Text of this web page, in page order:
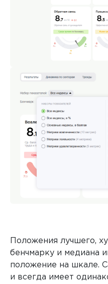
Положения лучшего,
бенчмарку и медиана
положение на шкале.
и всегда имеет